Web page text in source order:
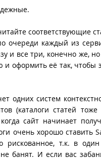
соответствующие
очереди каждый из
и все три, конечно же,
оформить её так, чтобы
одних систем
(каталоги статей
сайт начинает
очень хорошо ставить
т.к. в
банят. И если вас